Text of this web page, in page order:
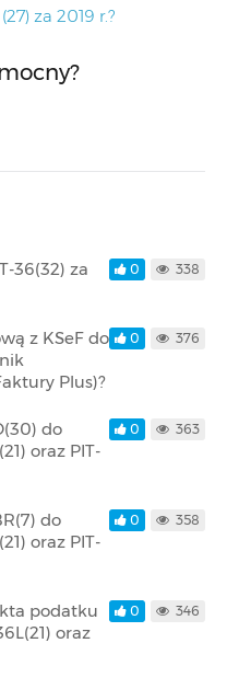
za 2019 r.?
36(32) za
0 338
z KSeF do
Plus)?
0 376
do
oraz PIT-
0 363
do
oraz PIT-
0 358
podatku
oraz
0 346